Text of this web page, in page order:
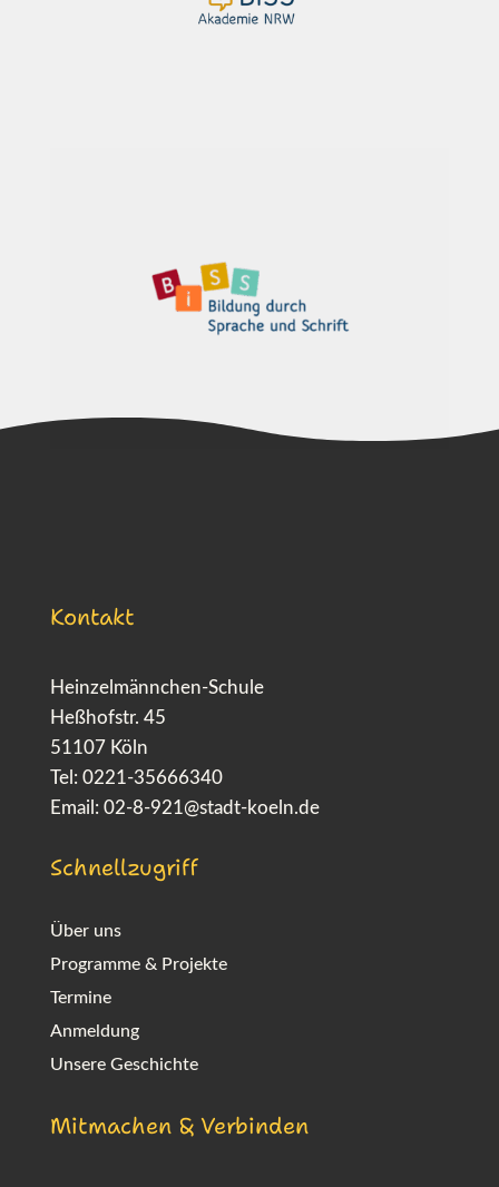
Kontakt
Heinzelmännchen-Schule
Heßhofstr. 45
51107 Köln
Tel: 0221-35666340
Email: 02-8-921@stadt-koeln.de
Schnellzugriff
Über uns
Programme & Projekte
Termine
Anmeldung
Unsere Geschichte
Mitmachen & Verbinden